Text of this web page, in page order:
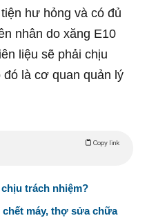
hư hỏng và có đủ
nhân do xăng E10
liệu sẽ phải chịu
là cơ quan quản lý
Copy link
chịu trách nhiệm?
chết máy, thợ sửa chữa